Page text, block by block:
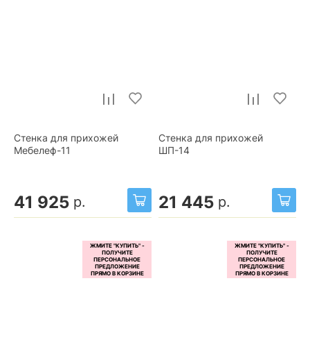
Стенка для прихожей
Мебелеф-11
41 925 р.
Стенка для прихожей
ШП-14
21 445 р.